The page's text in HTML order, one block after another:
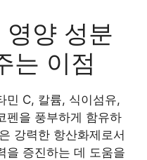
양 성분
는 이점
민 C, 칼륨, 식이섬유,
펜을 풍부하게 함유하
강력한 항산화제로서
을 증진하는 데 도움을